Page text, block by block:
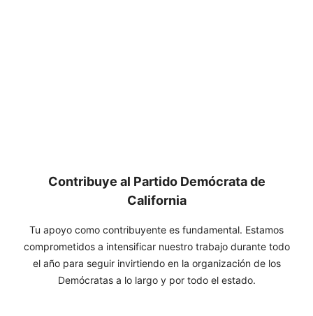
Contribuye al Partido Demócrata de
California
Tu apoyo como contribuyente es fundamental. Estamos
comprometidos a intensificar nuestro trabajo durante todo
el año para seguir invirtiendo en la organización de los
Demócratas a lo largo y por todo el estado.